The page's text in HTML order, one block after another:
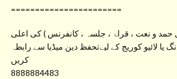
=======================
و نعت ، قراۃ ، جلسہ ، کانفرنس ) کی اعلی
یا لائیو کوریج کے لیےتحفظ دین میڈیا سے رابطہ
کریں
8888884483